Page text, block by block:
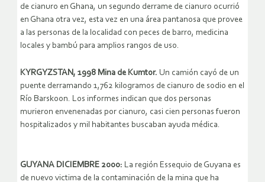
de cianuro en Ghana, un segundo derrame de cianuro ocurrió
en Ghana otra vez, esta vez en una área pantanosa que provee
a las personas de la localidad con peces de barro, medicina
locales y bambú para amplios rangos de uso.
KYRGYZSTAN, 1998 Mina de Kumtor. Un camión cayó de un
puente derramando 1,762 kilogramos de cianuro de sodio en el
Río Barskoon. Los informes indican que dos personas
murieron envenenadas por cianuro, casi cien personas fueron
hospitalizados y mil habitantes buscaban ayuda médica.
GUYANA DICIEMBRE 2000: La región Essequio de Guyana es
de nuevo victima de la contaminación de la mina que ha